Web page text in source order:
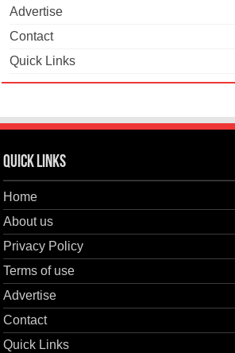
Advertise
Contact
Quick Links
Quick Links
Home
About us
Privacy Policy
Terms of use
Advertise
Contact
Quick Links